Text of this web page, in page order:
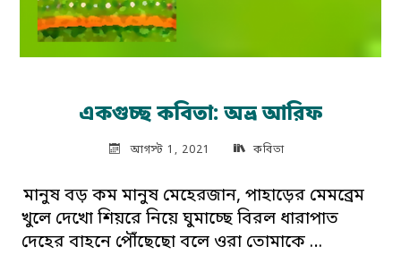
একগুচ্ছ কবিতা: অভ্র আরিফ
আগস্ট 1, 2021 কবিতা
মানুষ বড় কম মানুষ মেহেরজান, পাহাড়ের মেমব্রেম
খুলে দেখো শিয়রে নিয়ে ঘুমাচ্ছে বিরল ধারাপাত
দেহের বাহনে পৌঁছেছো বলে ওরা তোমাকে …